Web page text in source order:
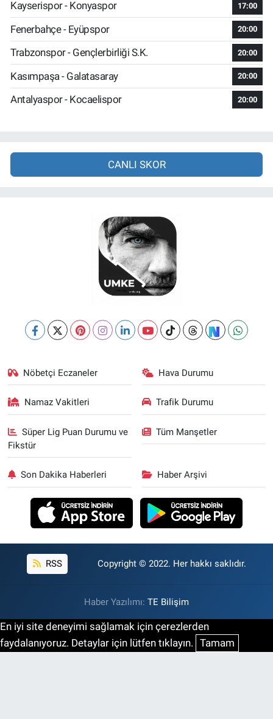
Kayserispor - Konyaspor
17:00
Fenerbahçe - Eyüpspor 20:00
Trabzonspor - Gençlerbirliği S.K. 20:00
Kasımpaşa - Galatasaray 20:00
Antalyaspor - Kocaelispor 20:00
CANLI SKOR
Nöbetçi Eczaneler Hava Durumu
Namaz Vakitleri Trafik Durumu
Süper Lig Puan Durumu ve
Fikstür
Tüm Manşetler
Son Dakika Haberleri Haber Arşivi
RSS Copyright © 2022. Her hakkı saklıdır.
Haber Yazılımı: TE Bilişim
En iyi site deneyimi sağlamak için çerezlerden
faydalanıyoruz. Detaylar için lütfen tıklayın. Tamam